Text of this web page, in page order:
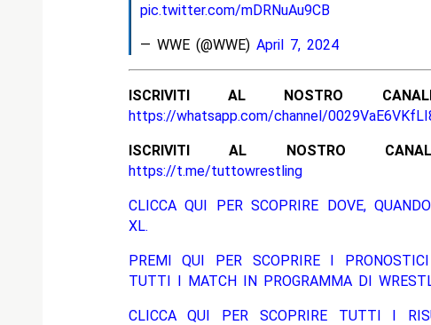
pic.twitter.com/mDRNuAu9CB
— WWE (@WWE) April 7, 2024
ISCRIVITI AL NOSTRO
https://whatsapp.com/channel/
ISCRIVITI AL NOSTRO
https://t.me/tuttowrestling
CLICCA QUI PER SCOPRIRE DOVE,
XL.
PREMI QUI PER SCOPRIRE I
TUTTI I MATCH IN PROGRAMMA DI
CLICCA QUI PER SCOPRIRE TUTTI I